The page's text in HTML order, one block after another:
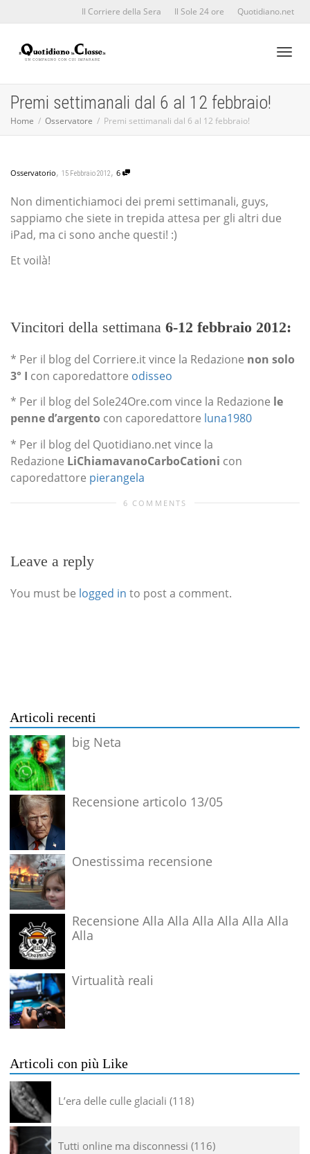
Il Corriere della Sera Il Sole 24 ore Quotidiano.net
Premi settimanali dal 6 al 12 febbraio!
Home Osservatore Premi settimanali dal 6 al 12 febbraio!
Osservatorio, 15 Febbraio 2012, 6
Non dimentichiamoci dei premi settimanali, guys,
sappiamo che siete in trepida attesa per gli altri due
iPad, ma ci sono anche questi! :)
Et voilà!
Vincitori della settimana 6-12 febbraio 2012:
* Per il blog del Corriere.it vince la Redazione non solo
3° I con caporedattore odisseo
* Per il blog del Sole24Ore.com vince la Redazione le
penne d’argento con caporedattore luna1980
* Per il blog del Quotidiano.net vince la
Redazione LiChiamavanoCarboCationi con
caporedattore pierangela
6 COMMENTS
Leave a reply
You must be logged in to post a comment.
Articoli recenti
big Neta
Recensione articolo 13/05
Onestissima recensione
Recensione Alla Alla Alla Alla Alla Alla
Alla
Virtualità reali
Articoli con più Like
L’era delle culle glaciali 118
Tutti online ma disconnessi 116